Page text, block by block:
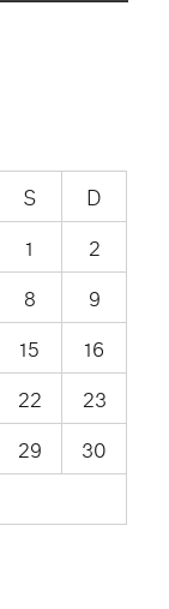
S
D
1
2
8
9
15
16
22
23
29
30